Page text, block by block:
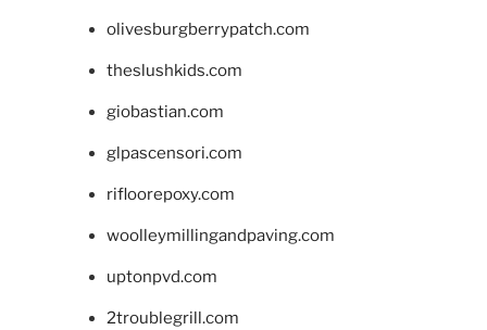
olivesburgberrypatch.com
theslushkids.com
giobastian.com
glpascensori.com
rifloorepoxy.com
woolleymillingandpaving.com
uptonpvd.com
2troublegrill.com